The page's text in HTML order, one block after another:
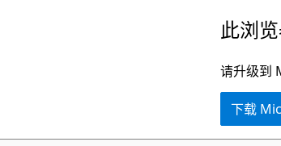
容
此浏
请升级到
下载